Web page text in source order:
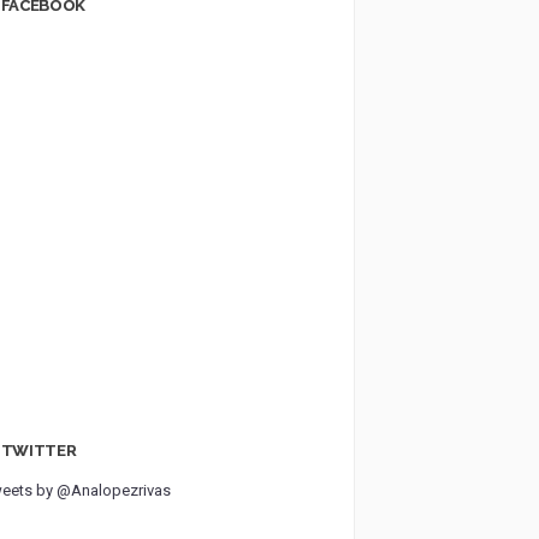
FACEBOOK
TWITTER
by @Analopezrivas